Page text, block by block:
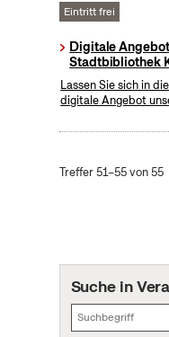
Eintritt frei
Digitale
Stadtbibliothek
Lassen Sie sich in
digitale Angebot
Treffer 51–55 von 55
Suche in